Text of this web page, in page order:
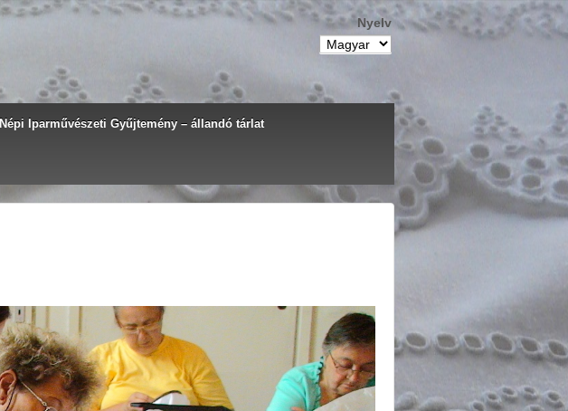
Nyelv
Népi Iparművészeti Gyűjtemény – állandó tárlat